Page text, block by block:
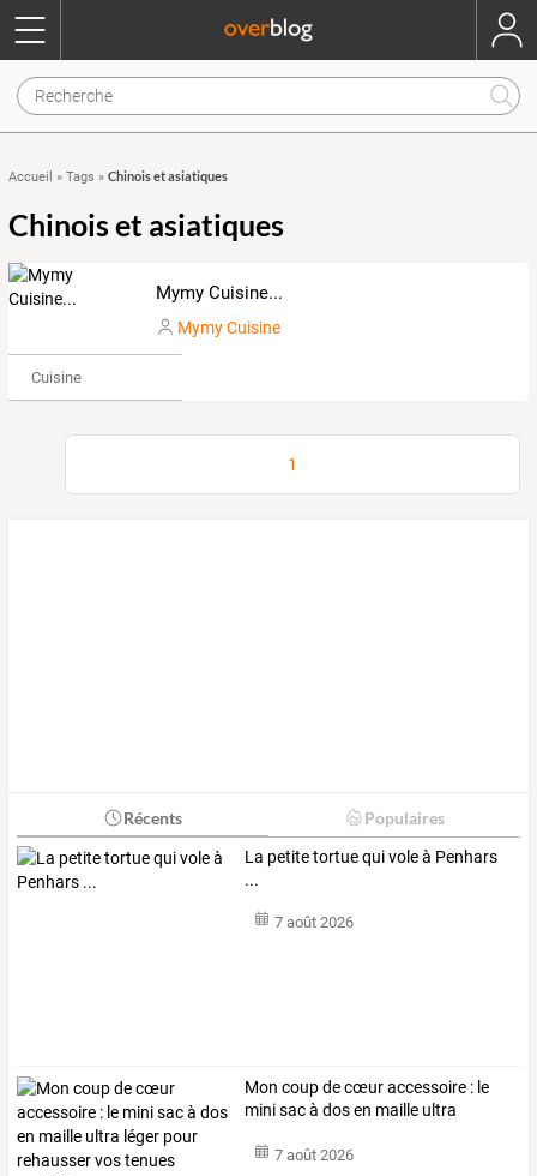
Accueil » Tags » Chinois et asiatiques
Chinois et asiatiques
Mymy Cuisine...
Mymy Cuisine
Cuisine
1
Récents Populaires
La petite tortue qui vole à Penhars
...
7 août 2026
Mon coupdecœuraccessoire : le
minisacà dosen maille ultra
7 août 2026